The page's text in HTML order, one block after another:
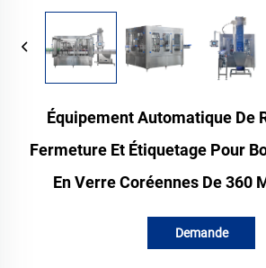
Équipement Automatique De
Fermeture Et Étiquetage Pour
En Verre Coréennes De 360
Demande